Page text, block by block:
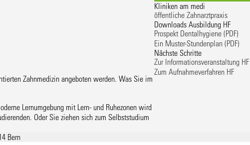
Zahnmedizin angeboten werden. Was Sie im
Lernumgebung mit Lern- und Ruhezonen wird
Oder Sie ziehen sich zum Selbststudium
Kliniken am medi
öffentliche Zahnarztpraxis
Downloads Ausbildung HF
Prospekt Dentalhygiene (PDF)
Ein Muster-Stundenplan (PDF)
Nächste Schritte
Zur Informationsveranstaltung HF
Zum Aufnahmeverfahren HF
Bern